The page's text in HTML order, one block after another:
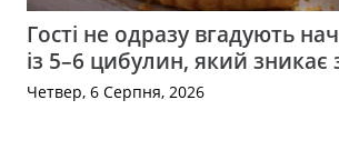
Гості не одразу вгадують
із 5–6 цибулин, який зникає
Четвер, 6 Серпня, 2026